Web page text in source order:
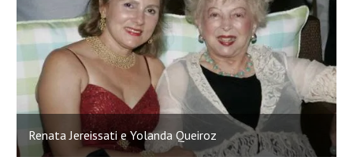
Renata Jereissati e Yolanda Queiroz